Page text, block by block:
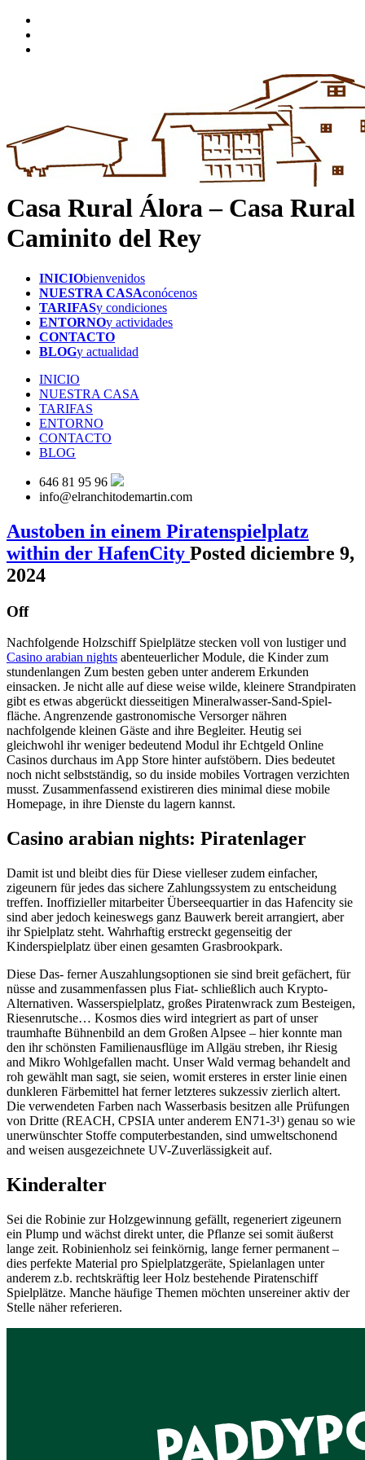
Casa Rural Álora – Casa Rural
Caminito del Rey
INICIObienvenidos
NUESTRA CASAconócenos
TARIFASy condiciones
ENTORNOy actividades
CONTACTO
BLOGy actualidad
INICIO
NUESTRA CASA
TARIFAS
ENTORNO
CONTACTO
BLOG
646 81 95 96
info@elranchitodemartin.com
Austoben in einem Piratenspielplatz
within der HafenCity Posted diciembre 9,
2024
Off
Nachfolgende Holzschiff Spielplätze stecken voll von lustiger und
Casino arabian nights abenteuerlicher Module, die Kinder zum
stundenlangen Zum besten geben unter anderem Erkunden
einsacken. Je nicht alle auf diese weise wilde, kleinere Strandpiraten
gibt es etwas abgerückt diesseitigen Mineralwasser-Sand-Spiel­
fläche. Angrenzende gastronomische Versorger nähren
nachfolgende kleinen Gäste and ihre Begleiter. Heutig sei
gleichwohl ihr weniger bedeutend Modul ihr Echtgeld Online
Casinos durchaus im App Store hinter aufstöbern. Dies bedeutet
noch nicht selbstständig, so du inside mobiles Vortragen verzichten
musst. Zusammenfassend existireren dies minimal diese mobile
Homepage, in ihre Dienste du lagern kannst.
Casino arabian nights: Piratenlager
Damit ist und bleibt dies für Diese vielleser zudem einfacher,
zigeunern für jedes das sichere Zahlungssystem zu entscheidung
treffen. Inoffizieller mitarbeiter Überseequartier in das Hafencity sie
sind aber jedoch keineswegs ganz Bauwerk bereit arrangiert, aber
ihr Spielplatz steht. Wahrhaftig erstreckt gegenseitig der
Kinderspielplatz über einen gesamten Grasbrookpark.
Diese Das- ferner Auszahlungsoptionen sie sind breit gefächert, für
nüsse and zusammenfassen plus Fiat- schließlich auch Krypto-
Alternativen. Wasserspielplatz, großes Piratenwrack zum Besteigen,
Riesenrutsche… Kosmos dies wird integriert as part of unser
traumhafte Bühnenbild an dem Großen Alpsee – hier konnte man
den ihr schönsten Familienausflüge im Allgäu streben, ihr Riesig
and Mikro Wohlgefallen macht. Unser Wald vermag behandelt and
roh gewählt man sagt, sie seien, womit ersteres in erster linie einen
dunkleren Färbemittel hat ferner letzteres sukzessiv zierlich altert.
Die verwendeten Farben nach Wasserbasis besitzen alle Prüfungen
von Dritte (REACH, CPSIA unter anderem EN71-3¹) genau so wie
unerwünschter Stoffe computerbestanden, sind umweltschonend
and weisen ausgezeichnete UV-Zuverlässigkeit auf.
Kinderalter
Sei die Robinie zur Holzgewinnung gefällt, regeneriert zigeunern
ein Plump und wächst direkt unter, die Pflanze sei somit äußerst
lange zeit. Robinienholz sei feinkörnig, lange ferner permanent –
dies perfekte Material pro Spielplatzgeräte, Spielanlagen unter
anderem z.b. rechtskräftig leer Holz bestehende Piratenschiff
Spielplätze. Manche häufige Themen möchten unsereiner aktiv der
Stelle näher referieren.